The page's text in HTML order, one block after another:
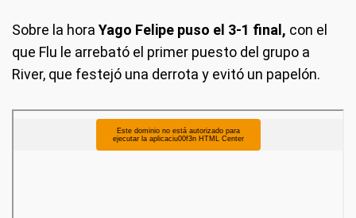
Sobre la hora Yago Felipe puso el 3-1 final, con el
que Flu le arrebató el primer puesto del grupo a
River, que festejó una derrota y evitó un papelón.